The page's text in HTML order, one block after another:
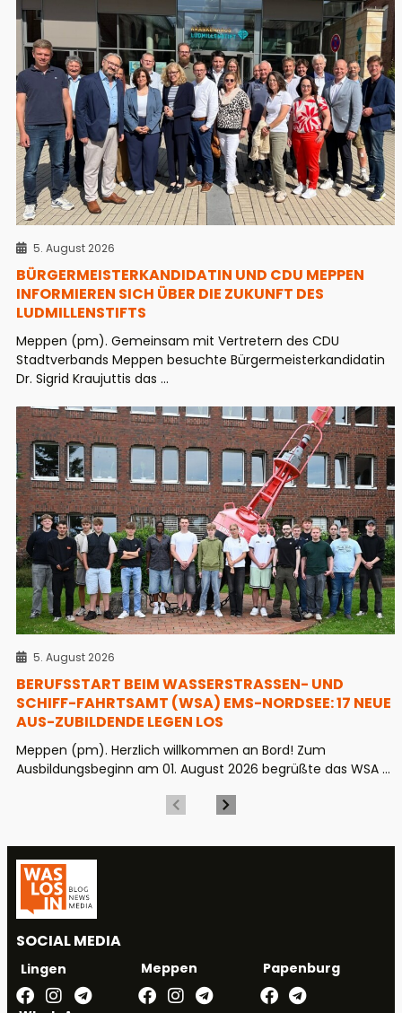
5. August 2026
BÜRGERMEISTERKANDIDATIN UND CDU MEPPEN
INFORMIEREN SICH ÜBER DIE ZUKUNFT DES
LUDMILLENSTIFTS
Meppen (pm). Gemeinsam mit Vertretern des CDU
Stadtverbands Meppen besuchte Bürgermeisterkandidatin
Dr. Sigrid Kraujuttis das ...
5. August 2026
BERUFSSTART BEIM WASSERSTRASSEN- UND S
CHIFF-FAHRTSAMT (WSA) EMS-NORDSEE: 17 NEUE A
US-ZUBILDENDE LEGEN LOS
Meppen (pm). Herzlich willkommen an Bord! Zum
Ausbildungsbeginn am 01. August 2026 begrüßte das WSA ...
SOCIAL MEDIA
Lingen Meppen Papenburg